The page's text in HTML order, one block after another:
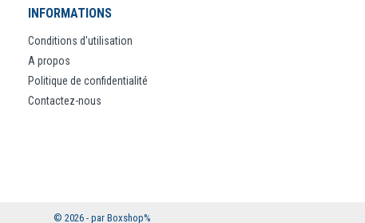
INFORMATIONS
Conditions d'utilisation
A propos
Politique de confidentialité
Contactez-nous
© 2026 - par Boxshop%